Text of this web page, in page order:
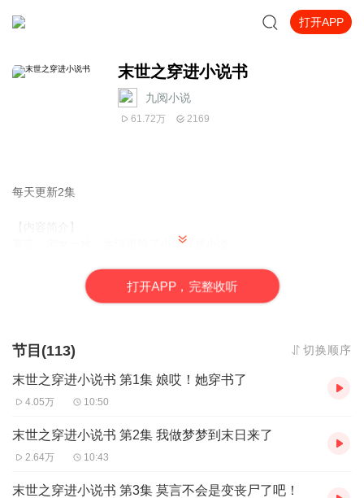
打开APP
末世之穿进小说书
九阅小说
61.72万 2169
每天更新2集
莫言，宅女一枚，生活里除了小说就是小说。
不苏，那就代表着人物智商高达一百二，大家都是世家子没有笨
爱吃肉的喵喵，九阅新锐作家，代表作《末世之穿进小说书》等。
女播：煜彤
男播：果汁
【购买须知】
打开APP，完整收听
节目(113) 切换顺序
末世之穿进小说书 第1集 娘哎！她穿书了
4.05万 10:50
末世之穿进小说书 第2集 我做梦梦到末日来了
2.64万 10:43
末世之穿进小说书 第3集 莫言不会是变丧尸了吧！